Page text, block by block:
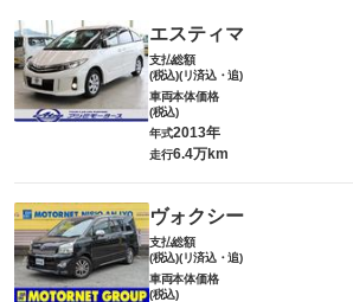
エスティマ
支払総額
(税込)(リ済込・追)
車両本体価格
(税込)
年式2013年
走行6.4万km
ヴォクシー
支払総額
(税込)(リ済込・追)
車両本体価格
(税込)